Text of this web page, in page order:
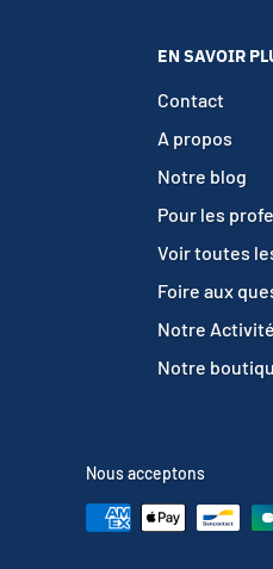
EN SAVOIR
Contact
A propos
Notre blog
Pour les
Voir toutes
Foire aux
Notre Activité
Notre
Nous acceptons